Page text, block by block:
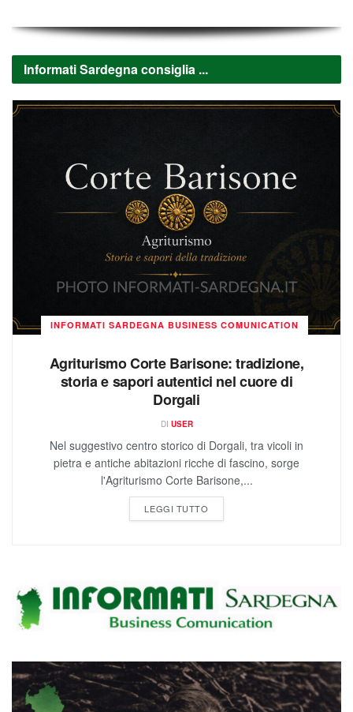
Informati Sardegna consiglia ...
INFORMATI SARDEGNA BUSINESS COMUNICATION
Agriturismo Corte Barisone: tradizione,
Dorgali
DI
pietra e antiche abitazioni ricche di fascino, sorge
l'Agriturismo Corte Barisone,...
LEGGI TUTTO